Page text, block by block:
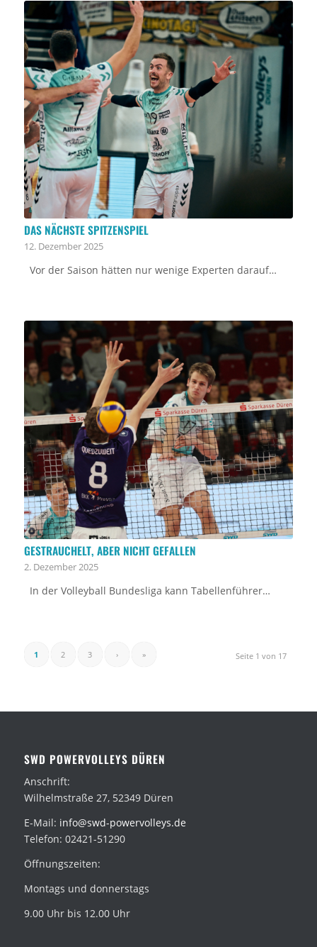
DAS NÄCHSTE SPITZENSPIEL
12. Dezember 2025
Vor der Saison hätten nur wenige Experten darauf…
GESTRAUCHELT, ABER NICHT GEFALLEN
2. Dezember 2025
In der Volleyball Bundesliga kann Tabellenführer…
Seite 1 von 17
1 2 3 › »
SWD POWERVOLLEYS DÜREN
Anschrift:
Wilhelmstraße 27, 52349 Düren
E-Mail: info@swd-powervolleys.de
Telefon: 02421-51290
Öffnungszeiten:
Montags und donnerstags
9.00 Uhr bis 12.00 Uhr